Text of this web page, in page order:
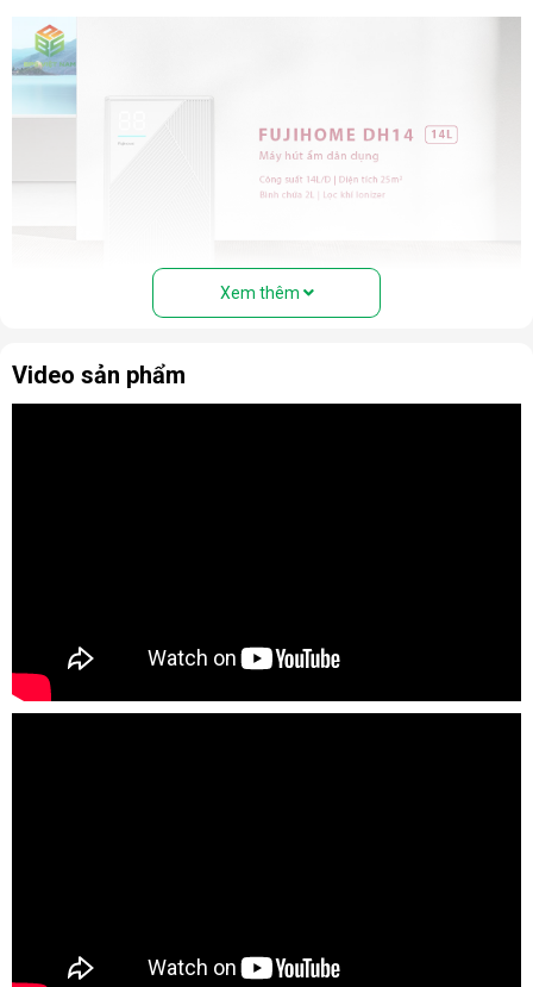
Xem thêm
Video sản phẩm